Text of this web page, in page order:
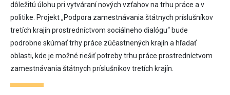
dôležitú úlohu pri vytváraní nových vzťahov na trhu práce a v
politike. Projekt „Podpora zamestnávania štátnych príslušníkov
tretích krajín prostredníctvom sociálneho dialógu“ bude
podrobne skúmať trhy práce zúčastnených krajín a hľadať
oblasti, kde je možné riešiť potreby trhu práce prostredníctvom
zamestnávania štátnych príslušníkov tretích krajín.